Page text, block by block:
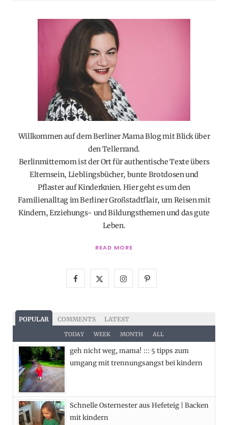
Willkommen auf dem Berliner Mama Blog mit Blick über
den Tellerrand.
Berlinmittemom ist der Ort für authentische Texte übers
Elternsein, Lieblingsbücher, bunte Brotdosen und
Pflaster auf Kinderknien. Hier geht es um den
Familienalltag im Berliner Großstadtflair, um Reisen mit
Kindern, Erziehungs- und Bildungsthemen und das gute
Leben.
READ MORE
c
e
b
k
T
w
i
e
I
s
t
a
a
P
e
s
POPULAR COMMENTS LATEST
TODAY WEEK MONTH ALL
geh nicht weg, mama! ::: 5 tipps zum
umgang mit trennungsangst bei kindern
Schnelle Osternester aus Hefeteig | Backen
mit kindern